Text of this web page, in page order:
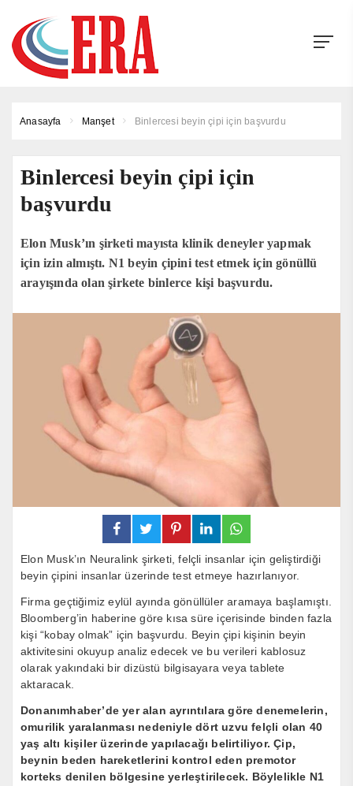
Anasayfa Manşet Binlercesi beyin çipi için başvurdu
Binlercesi beyin çipi için
başvurdu
Elon Musk’ın şirketi mayısta klinik deneyler yapmak
için izin almıştı. N1 beyin çipini test etmek için gönüllü
arayışında olan şirkete binlerce kişi başvurdu.
Elon Musk’ın Neuralink şirketi, felçli insanlar için geliştirdiği
beyin çipini insanlar üzerinde test etmeye hazırlanıyor.
Firma geçtiğimiz eylül ayında gönüllüler aramaya başlamıştı.
Bloomberg’in haberine göre kısa süre içerisinde binden fazla
kişi “kobay olmak” için başvurdu. Beyin çipi kişinin beyin
aktivitesini okuyup analiz edecek ve bu verileri kablosuz
olarak yakındaki bir dizüstü bilgisayara veya tablete
aktaracak.
Donanımhaber’de yer alan ayrıntılara göre denemelerin,
omurilik yaralanması nedeniyle dört uzvu felçli olan 40
yaş altı kişiler üzerinde yapılacağı belirtiliyor. Çip,
beynin beden hareketlerini kontrol eden premotor
korteks denilen bölgesine yerleştirilecek. Böylelikle N1